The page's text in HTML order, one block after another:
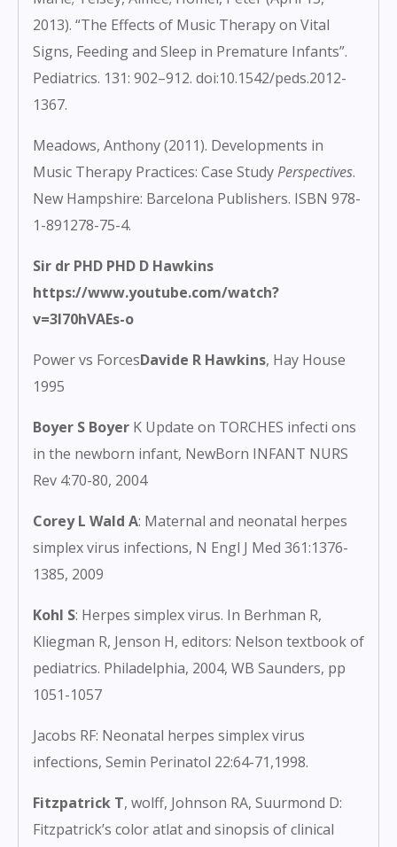
2013). “The Effects of Music Therapy on Vital
Signs, Feeding and Sleep in Premature Infants”.
Pediatrics. 131: 902–912. doi:10.1542/peds.2012-
1367.
Meadows, Anthony (2011). Developments in
Music Therapy Practices: Case StudyPerspectives.
New Hampshire: Barcelona Publishers. ISBN 978-
1-891278-75-4.
Sir dr PHD PHD D Hawkins
https://www.youtube.com/watch?
v=3I70hVAEs-o
Power vs ForcesDavide R Hawkins, Hay House
1995
Boyer S Boyer K Update on TORCHES infecti ons
in the newborn infant, NewBorn INFANT NURS
Rev 4:70-80, 2004
Corey L Wald A: Maternal and neonatal herpes
simplex virus infections, N Engl J Med 361:1376-
1385, 2009
Kohl S: Herpes simplex virus. In Berhman R,
Kliegman R, Jenson H, editors: Nelson textbook of
pediatrics. Philadelphia, 2004, WB Saunders, pp
1051-1057
Jacobs RF: Neonatal herpes simplex virus
infections, Semin Perinatol 22:64-71,1998.
Fitzpatrick T, wolff, Johnson RA, Suurmond D:
Fitzpatrick’s color atlat and sinopsis of clinical